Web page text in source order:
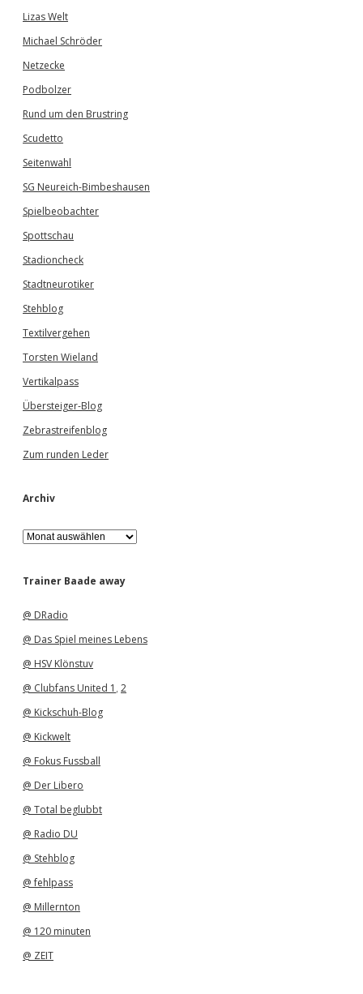
Lizas Welt
Michael Schröder
Netzecke
Podbolzer
Rund um den Brustring
Scudetto
Seitenwahl
SG Neureich-Bimbeshausen
Spielbeobachter
Spottschau
Stadioncheck
Stadtneurotiker
Stehblog
Textilvergehen
Torsten Wieland
Vertikalpass
Übersteiger-Blog
Zebrastreifenblog
Zum runden Leder
Archiv
A
r
h
Trainer Baade away
@ DRadio
@ Das Spiel meines Lebens
@ HSV Klönstuv
@ Clubfans United 1 , 2
@ Kickschuh-Blog
@ Kickwelt
@ Fokus Fussball
@ Der Libero
@ Total beglubbt
@ Radio DU
@ Stehblog
@ fehlpass
@ Millernton
@ 120 minuten
@ ZEIT